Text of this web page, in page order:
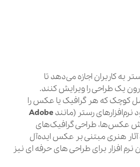
به کاربران اجازه می‌دهد تا
یک طراحی را ویرایش کنند.
کوچک که هر گرافیک یا عکس را
رستر (مانندAdobe
عکس‌ها، طراحی گرافیک‌های
آثار هنری مبتنی بر عکس ایده‌آل
در سال ۱۴۰۴ این نرم افزار برای طراحی های حرفه ای نیز